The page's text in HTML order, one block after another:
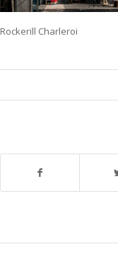
Rockerill Charleroi